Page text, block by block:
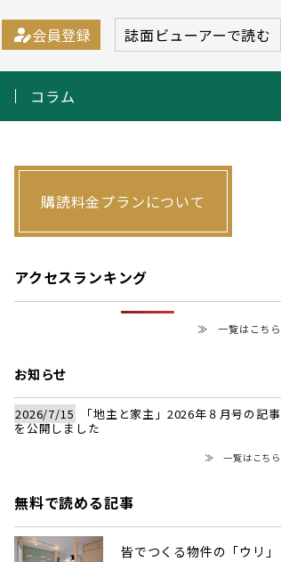
person_edit会員登録 誌面ビューアーで読む
コラム
購読料金プランについて
アクセスランキング
≫ 一覧はこちら
お知らせ
2026/7/15
「地主と家主」2026年８月号の記事
を公開しました
≫ 一覧はこちら
無料で読める記事
皆でつくる物件の「ウリ」